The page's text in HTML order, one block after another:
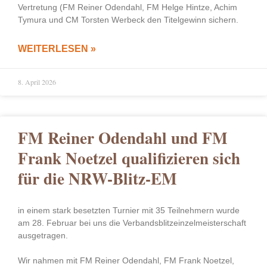
Vertretung (FM Reiner Odendahl, FM Helge Hintze, Achim
Tymura und CM Torsten Werbeck den Titelgewinn sichern.
WEITERLESEN »
8. April 2026
FM Reiner Odendahl und FM
Frank Noetzel qualifizieren sich
für die NRW-Blitz-EM
in einem stark besetzten Turnier mit 35 Teilnehmern wurde
am 28. Februar bei uns die Verbandsblitzeinzelmeisterschaft
ausgetragen.
Wir nahmen mit FM Reiner Odendahl, FM Frank Noetzel,